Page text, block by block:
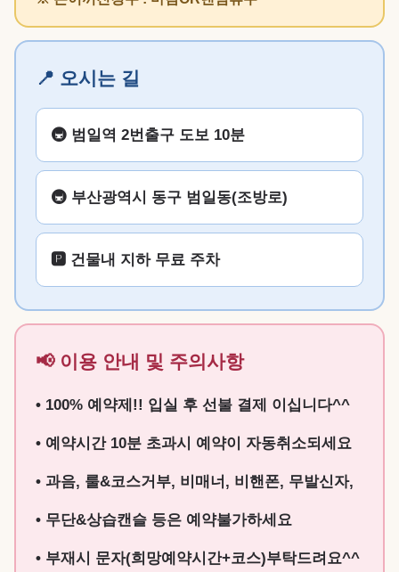
📍 오시는 길
🚇 범일역 2번출구 도보 10분
🚇 부산광역시 동구 범일동(조방로)
🅿️ 건물내 지하 무료 주차
📢 이용 안내 및 주의사항
• 100% 예약제!! 입실 후 선불 결제 이십니다^^
• 예약시간 10분 초과시 예약이 자동취소되세요
• 과음, 룰&코스거부, 비매너, 비핸폰, 무발신자,
• 무단&상습캔슬 등은 예약불가하세요
• 부재시 문자(희망예약시간+코스)부탁드려요^^